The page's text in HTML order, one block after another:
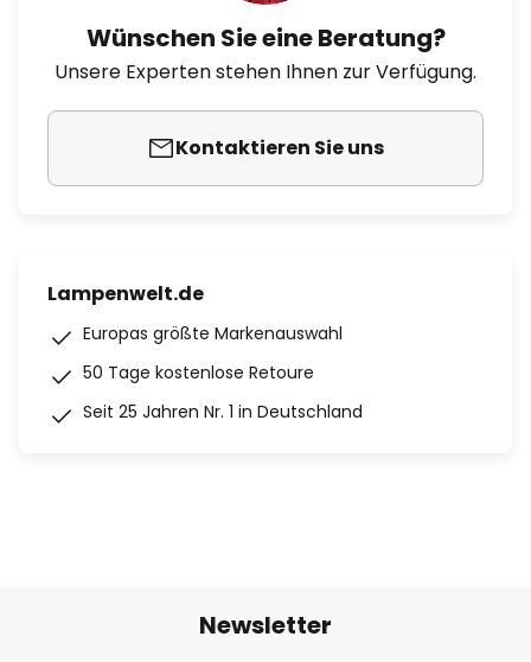
Wünschen Sie eine Beratung?
Unsere Experten stehen Ihnen zur Verfügung.
Kontaktieren Sie uns
Lampenwelt.de
Europas größte Markenauswahl
50 Tage kostenlose Retoure
Seit 25 Jahren Nr. 1 in Deutschland
Newsletter